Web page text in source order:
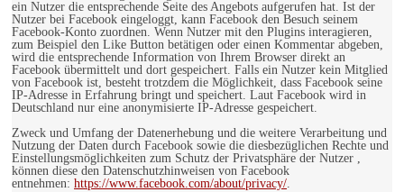
ein Nutzer die entsprechende Seite des Angebots aufgerufen hat. Ist der
Nutzer bei Facebook eingeloggt, kann Facebook den Besuch seinem
Facebook-Konto zuordnen. Wenn Nutzer mit den Plugins interagieren,
zum Beispiel den Like Button betätigen oder einen Kommentar abgeben,
wird die entsprechende Information von Ihrem Browser direkt an
Facebook übermittelt und dort gespeichert. Falls ein Nutzer kein Mitglied
von Facebook ist, besteht trotzdem die Möglichkeit, dass Facebook seine
IP-Adresse in Erfahrung bringt und speichert. Laut Facebook wird in
Deutschland nur eine anonymisierte IP-Adresse gespeichert.
Zweck und Umfang der Datenerhebung und die weitere Verarbeitung und
Nutzung der Daten durch Facebook sowie die diesbezüglichen Rechte und
Einstellungsmöglichkeiten zum Schutz der Privatsphäre der Nutzer ,
können diese den Datenschutzhinweisen von Facebook
entnehmen: https://www.facebook.com/about/privacy/.